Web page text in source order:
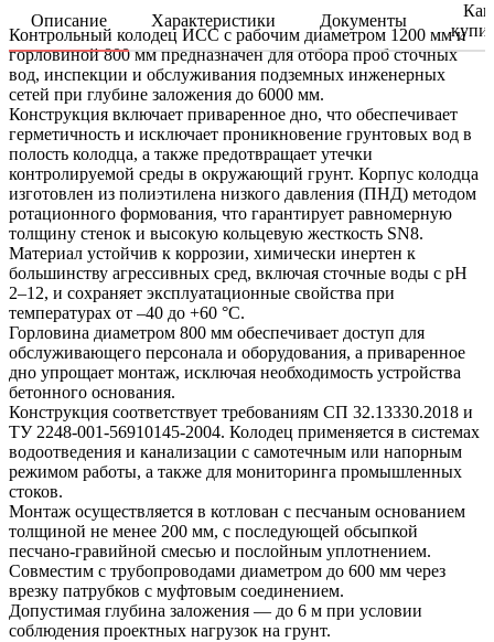
Описание Характеристики Документы
Как
Контрольный колодец ИСС с рабочим диаметром 1200 мм и
горловиной 800 мм предназначен для отбора проб сточных
вод, инспекции и обслуживания подземных инженерных
сетей при глубине заложения до 6000 мм.
Конструкция включает приваренное дно, что обеспечивает
герметичность и исключает проникновение грунтовых вод в
полость колодца, а также предотвращает утечки
контролируемой среды в окружающий грунт. Корпус колодца
изготовлен из полиэтилена низкого давления (ПНД) методом
ротационного формования, что гарантирует равномерную
толщину стенок и высокую кольцевую жесткость SN8.
Материал устойчив к коррозии, химически инертен к
большинству агрессивных сред, включая сточные воды с pH
2–12, и сохраняет эксплуатационные свойства при
температурах от –40 до +60 °C.
Горловина диаметром 800 мм обеспечивает доступ для
обслуживающего персонала и оборудования, а приваренное
дно упрощает монтаж, исключая необходимость устройства
бетонного основания.
Конструкция соответствует требованиям СП 32.13330.2018 и
ТУ 2248-001-56910145-2004. Колодец применяется в системах
водоотведения и канализации с самотечным или напорным
режимом работы, а также для мониторинга промышленных
стоков.
Монтаж осуществляется в котлован с песчаным основанием
толщиной не менее 200 мм, с последующей обсыпкой
песчано-гравийной смесью и послойным уплотнением.
Совместим с трубопроводами диаметром до 600 мм через
врезку патрубков с муфтовым соединением.
Допустимая глубина заложения — до 6 м при условии
соблюдения проектных нагрузок на грунт.